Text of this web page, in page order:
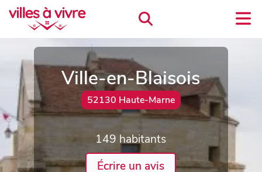
Ville-en-Blaisois
52130 Haute-Marne
149 habitants
Écrire un avis